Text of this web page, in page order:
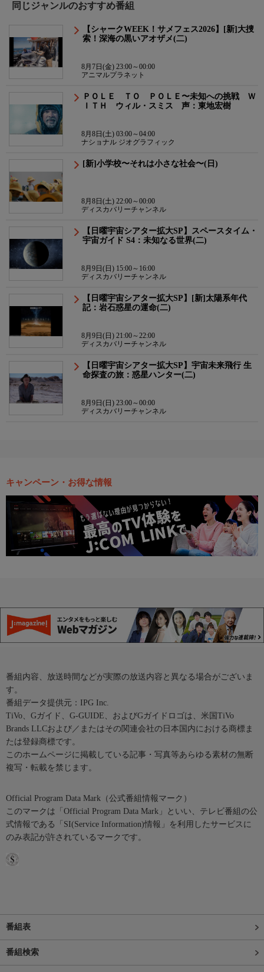
同じジャンルのおすすめ番組
【シャークWEEK！サメフェス2026】[新]大捜
索！深海の黒いアオザメ(二)
8月7日(金) 23:00～00:00
アニマルプラネット
ＰＯＬＥ ＴＯ ＰＯＬＥ〜未知への挑戦 Ｗ
ＩＴＨ ウィル・スミス 声：東地宏樹
8月8日(土) 03:00～04:00
ナショナル ジオグラフィック
[新]小学校〜それは小さな社会〜(日)
8月8日(土) 22:00～00:00
ディスカバリーチャンネル
【日曜宇宙シアター拡大SP】スペースタイム・
宇宙ガイド S4：未知なる世界(二)
8月9日(日) 15:00～16:00
ディスカバリーチャンネル
【日曜宇宙シアター拡大SP】[新]太陽系年代
記：岩石惑星の運命(二)
8月9日(日) 21:00～22:00
ディスカバリーチャンネル
【日曜宇宙シアター拡大SP】宇宙未来飛行 生
命探査の旅：惑星ハンター(二)
8月9日(日) 23:00～00:00
ディスカバリーチャンネル
キャンペーン・お得な情報
番組内容、放送時間などが実際の放送内容と異なる場合がございま
す。
番組データ提供元：IPG Inc.
TiVo、Gガイド、G-GUIDE、およびGガイドロゴは、米国TiVo
Brands LLCおよび／またはその関連会社の日本国内における商標ま
たは登録商標です。
このホームページに掲載している記事・写真等あらゆる素材の無断
複写・転載を禁じます。
Official Program Data Mark（公式番組情報マーク）
このマークは「Official Program Data Mark」といい、テレビ番組の公
式情報である「SI(Service Information)情報」を利用したサービスに
のみ表記が許されているマークです。
番組表
番組検索